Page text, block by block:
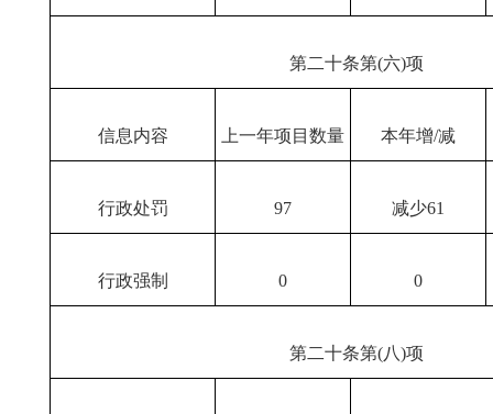
第二十条第(六)项
信息内容 上一年项目数量 本年增/减
行政处罚 97 减少61
行政强制 0 0
第二十条第(八)项